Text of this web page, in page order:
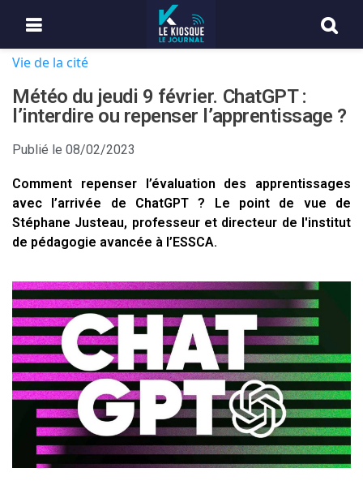
Vie de la cité
Météo du jeudi 9 février. ChatGPT :
l’interdire ou repenser l’apprentissage ?
Publié le 08/02/2023
Comment repenser l’évaluation des apprentissages
avec l’arrivée de ChatGPT ? Le point de vue de
Stéphane Justeau, professeur et directeur de l'institut
de pédagogie avancée à l’ESSCA.